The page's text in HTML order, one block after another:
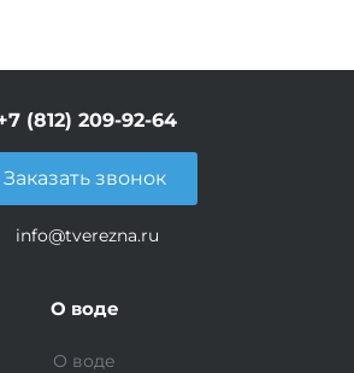
(812) 209-92-64
Заказать звонок
info@tverezna.ru
О воде
О воде